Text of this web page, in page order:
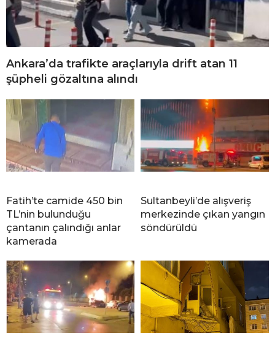
Ankara’da trafikte araçlarıyla drift atan 11
şüpheli gözaltına alındı
Fatih’te camide 450 bin
TL’nin bulunduğu
çantanın çalındığı anlar
kamerada
Sultanbeyli’de alışveriş
merkezinde çıkan yangın
söndürüldü